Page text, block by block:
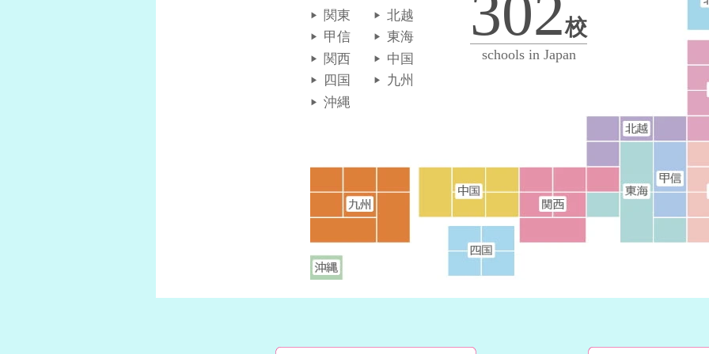
関東
北越
甲信
東海
関西
中国
四国
九州
沖縄
校
schools in Japan